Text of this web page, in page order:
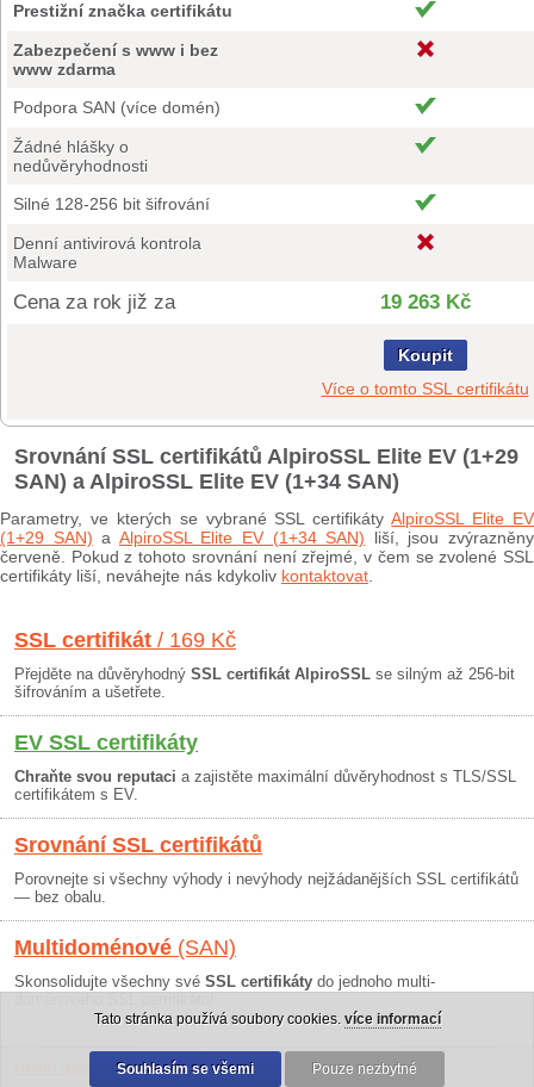
Prestižní značka certifikátu
Zabezpečení s www i bez
www zdarma
Podpora SAN (více domén)
Žádné hlášky o
nedůvěryhodnosti
Silné 128-256 bit šifrování
Denní antivirová kontrola
Malware
Cena za rok již za 19 263 Kč
Koupit
Více o tomto SSL certifikátu
Srovnání SSL certifikátů AlpiroSSL Elite EV (1+29
SAN) a AlpiroSSL Elite EV (1+34 SAN)
Parametry, ve kterých se vybrané SSL certifikátyAlpiroSSL Elite EV
(1+29 SAN) a AlpiroSSL Elite EV (1+34 SAN) liší, jsou zvýrazněny
červeně. Pokud z tohoto srovnání není zřejmé, v čem se zvolené SSL
certifikáty liší, neváhejte nás kdykoliv kontaktovat
SSL certifikát / 169 Kč
Přejděte na důvěryhodný SSL certifikát AlpiroSSL se silným až 256-bit
šifrováním a ušetřete.
EV SSL certifikáty
Chraňte svou reputaci a zajistěte maximální důvěryhodnost s TLS/SSL
certifikátem s EV.
Srovnání SSL certifikátů
Porovnejte si všechny výhody i nevýhody nejžádanějších SSL certifikátů
— bez obalu.
Multidoménové (SAN)
Skonsolidujte všechny své SSL certifikáty do jednoho multi-
Obchodní podmínky|30 dní záruka
Tato stránka používá soubory cookies. více informací
Souhlasím se všemi Pouze nezbytné